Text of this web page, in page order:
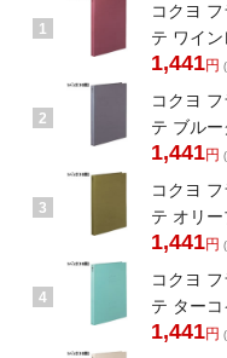
1
コクヨ
テ ワイ
1,441円
2
コクヨ
テ ブル
1,441円
3
コクヨ
テ オリ
1,441円
4
コクヨ
テ ター
1,441円